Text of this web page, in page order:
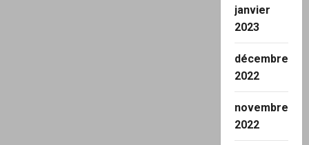
janvier
2023
décembre
2022
novembre
2022